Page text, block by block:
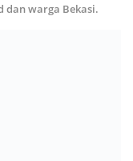
dan warga Bekasi.